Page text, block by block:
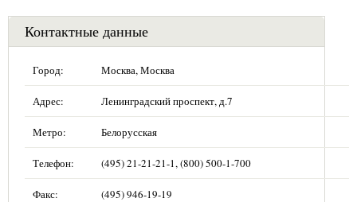
Контактные данные
Город: Москва, Москва
Адрес: Ленинградский проспект, д.7
Метро: Белорусская
Телефон: (495) 21-21-21-1, (800) 500-1-700
Факс: (495) 946-19-19